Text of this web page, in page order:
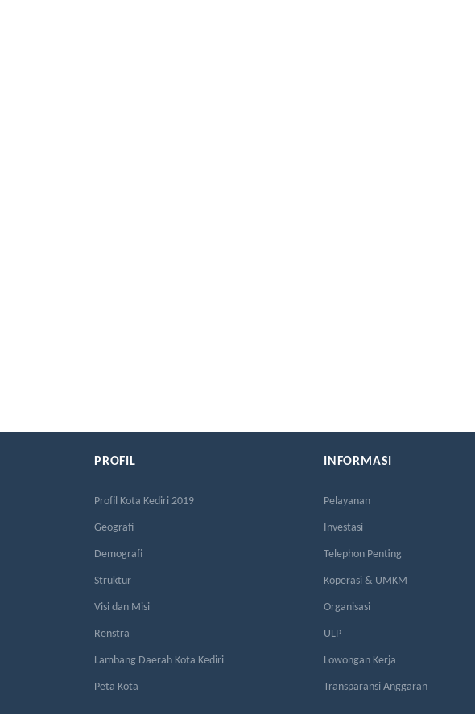
PROFIL
Profil Kota Kediri 2019
Geografi
Demografi
Struktur
Visi dan Misi
Renstra
Lambang Daerah Kota Kediri
Peta Kota
INFORMASI
Pelayanan
Investasi
Telephon Penting
Koperasi & UMKM
Organisasi
ULP
Lowongan Kerja
Transparansi Anggaran